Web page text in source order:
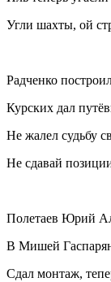
Угли шахты, ой
Радченко
Курских дал
Не жалел судьбу
Не сдавай
Полетаев Юрий
В Мишей
Сдал монтаж,